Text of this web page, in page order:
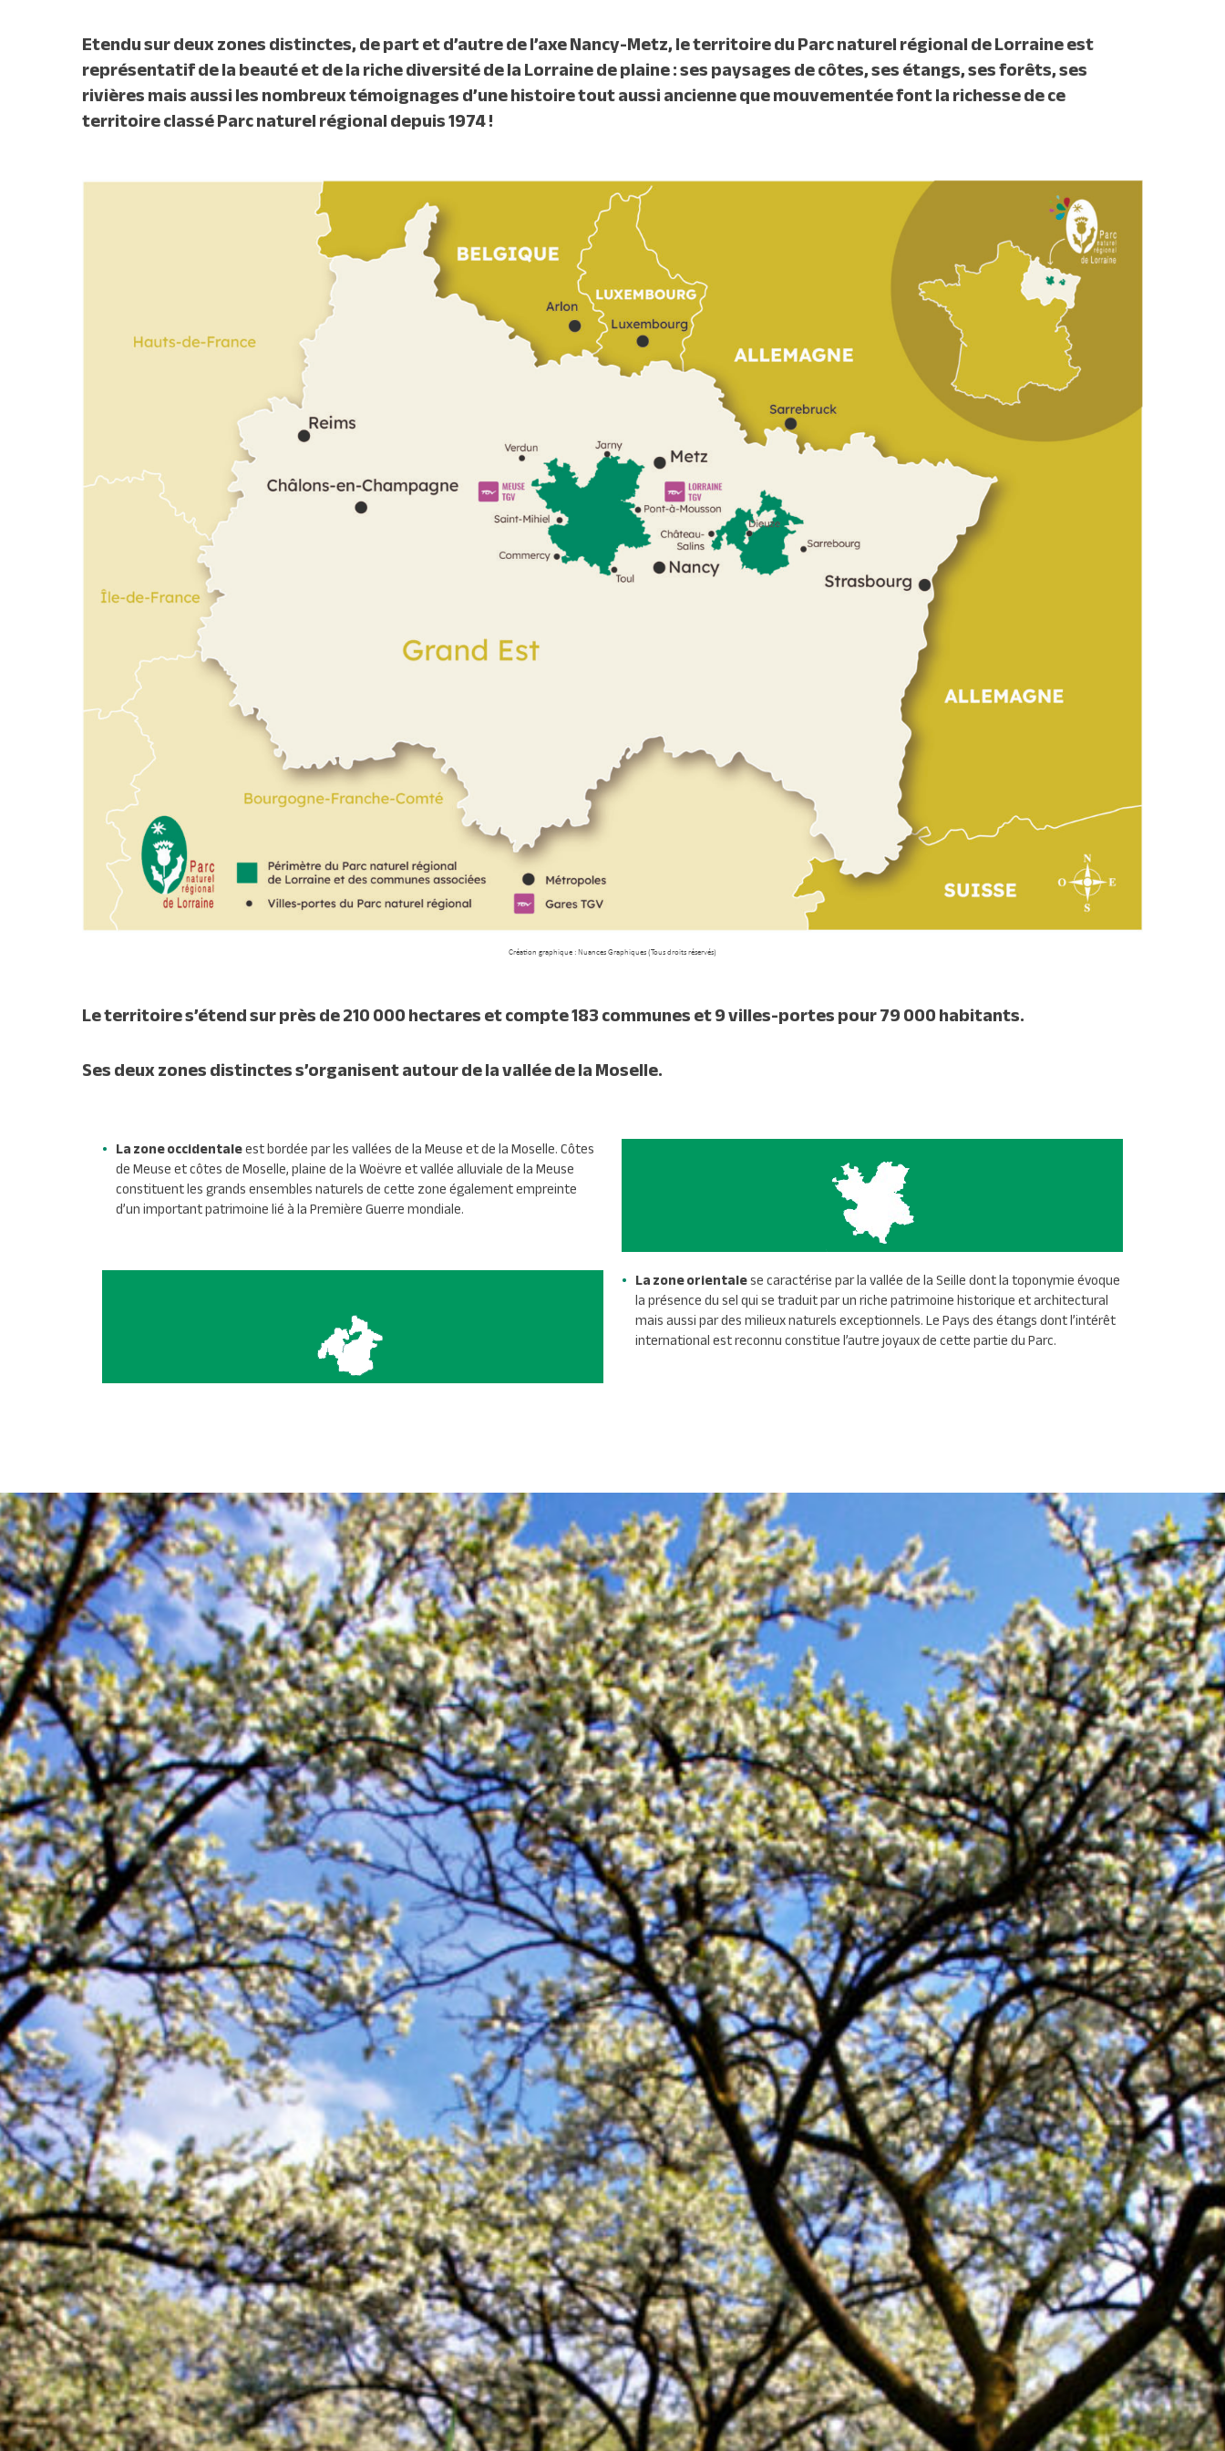
Etendu sur deux zones distinctes, de part et d’autre de l’axe Nancy-Metz, le territoire du Parc naturel régional de Lorraine est
représentatif de la beauté et de la riche diversité de la Lorraine de plaine : ses paysages de côtes, ses étangs, ses forêts, ses
rivières mais aussi les nombreux témoignages d’une histoire tout aussi ancienne que mouvementée font la richesse de ce
territoire classé Parc naturel régional depuis 1974 !
Création graphique : Nuances Graphiques (Tous droits réservés)
Le territoire s’étend sur près de 210 000 hectares et compte 183 communes et 9 villes-portes pour 79 000 habitants.
Ses deux zones distinctes s’organisent autour de la vallée de la Moselle.
La zone occidentaleest bordée par les vallées de la Meuse et de la Moselle. Côtes
de Meuse et côtes de Moselle, plaine de la Woëvre et vallée alluviale de la Meuse
constituent les grands ensembles naturels de cette zone également empreinte
d’un important patrimoine lié à la Première Guerre mondiale.
La zone orientalese caractérise par la vallée de la Seille dont la toponymie évoque
la présence du sel qui se traduit par un riche patrimoine historique et architectural
mais aussi par des milieux naturels exceptionnels. Le Pays des étangs dont l’intérêt
international est reconnu constitue l’autre joyaux de cette partie du Parc.